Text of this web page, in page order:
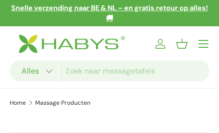
Snelle verzending naar BE & NL – en gratis retour op alles!
🚚
Alles
InloggenMandje
Menu
Home Massage Producten